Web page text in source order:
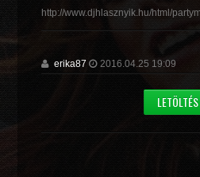
http://www.djhlasznyik.hu/html/
erika87 2016.04.25 19:09
LETÖLTÉS